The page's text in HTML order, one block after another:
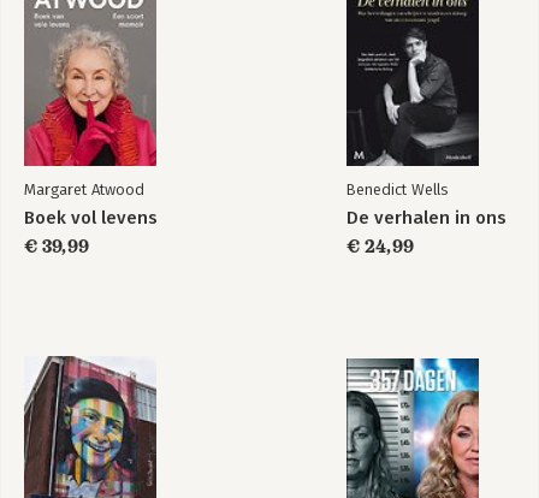
Margaret Atwood
Boek vol levens
€ 39,99
Benedict Wells
De verhalen in ons
€ 24,99